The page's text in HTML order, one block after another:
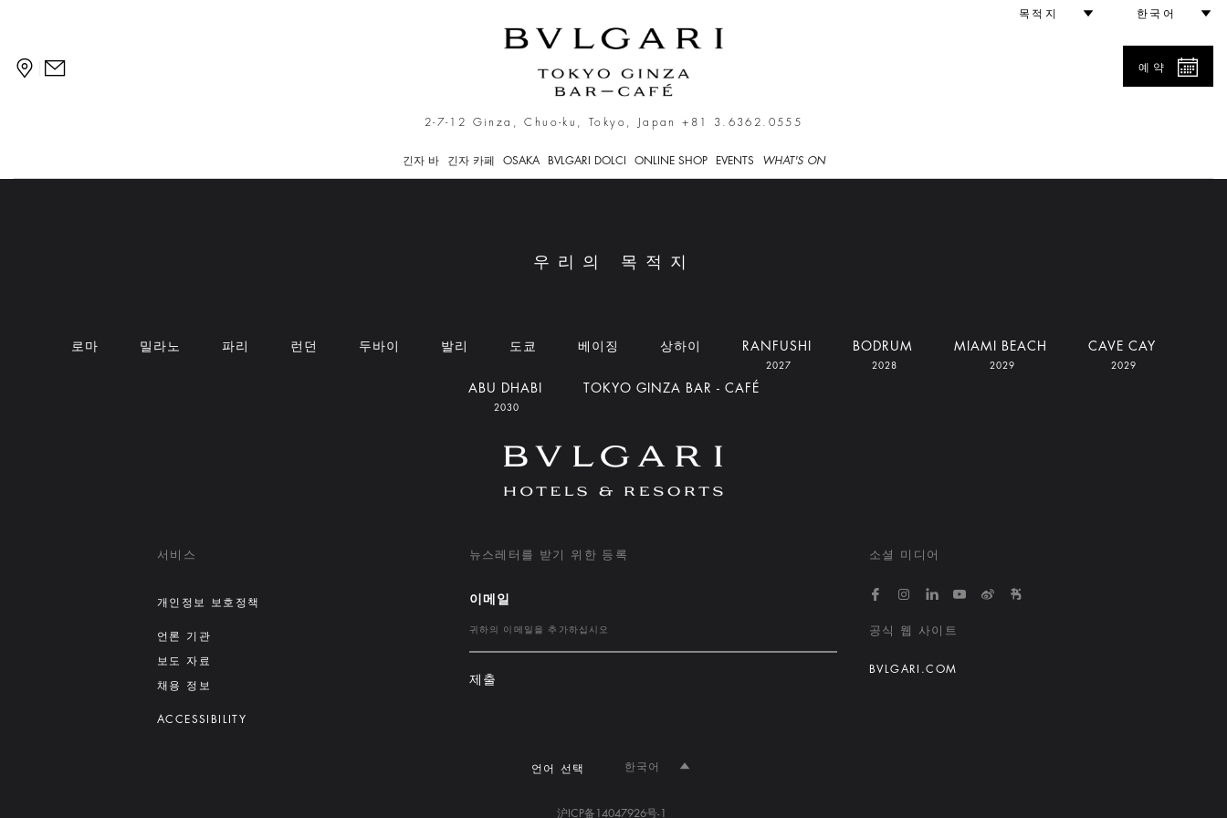
목적지 한국어
2-7-12 Ginza, Chuo-ku, Tokyo, Japan+81 3.6362.0555
예약
긴자 바 긴자 카페 OSAKA BVLGARI DOLCI ONLINE SHOP EVENTS WHAT'S ON
우리의 목적지
로마 밀라노 파리 런던 두바이 발리 도쿄 베이징 상하이 RANFUSHI
2027
BODRUM
2028
MIAMI BEACH
2029
CAVE CAY
2029
ABU DHABI
2030
TOKYO GINZA BAR - CAFÉ
서비스
개인정보 보호정책
언론 기관
보도 자료
채용 정보
ACCESSIBILITY
뉴스레터를 받기 위한 등록
이메일
제출
소셜 미디어
https://www.facebook.com/
https://www.instagram.com/bvlgarihotels/
https://www.linkedin.com/company/
https://www.youtube.com/
http://weibo.com/bulgarihotels
공식 웹 사이트
BVLGARI.COM
언어 선택 한국어
沪ICP备14047926号-1